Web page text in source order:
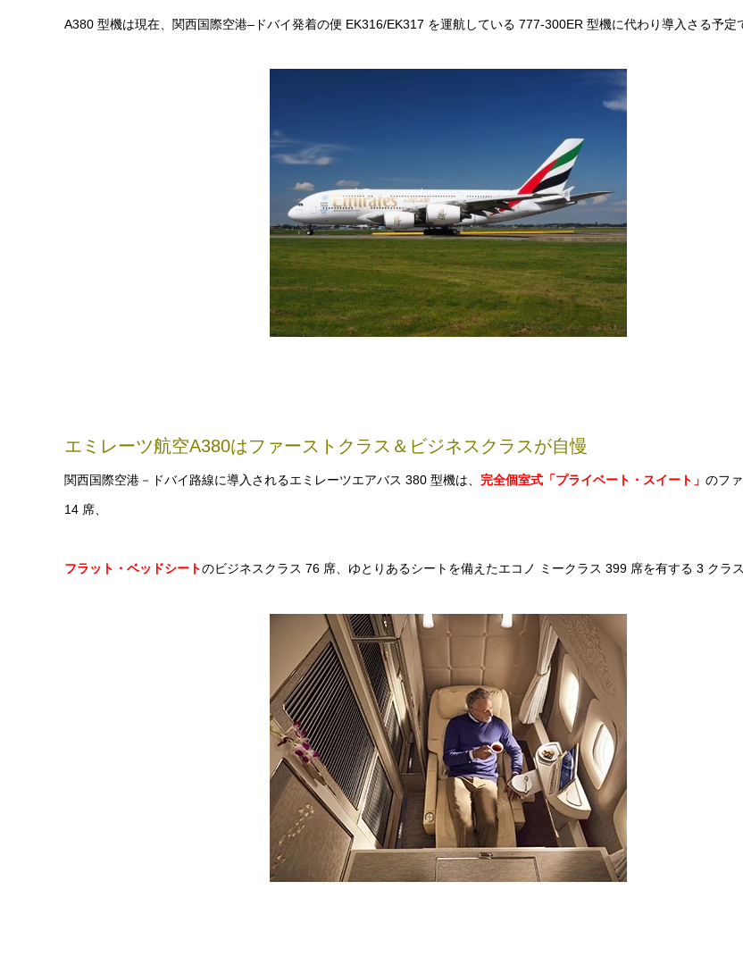
A380 型機は現在、関西国際空港–ドバイ発着の便 EK316/EK317 を運航している 777-300ER 型機に代わり導入さる予定
エミレーツ航空A380はファーストクラス＆ビジネスクラスが自慢
関西国際空港－ドバイ路線に導入されるエミレーツエアバス 380 型機は、 完全個室式「プライベート・スイート」 のフ
14 席、
フラット・ベッドシートのビジネスクラス 76 席、ゆとりあるシートを備えたエコノ ミークラス 399 席を有する 3 クラス